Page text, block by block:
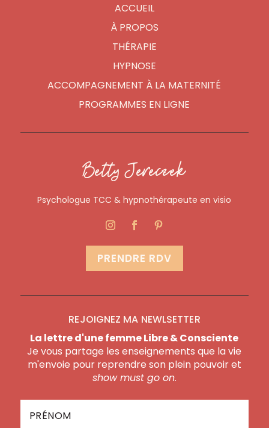
ACCUEIL
À PROPOS
THÉRAPIE
HYPNOSE
ACCOMPAGNEMENT À LA MATERNITÉ
PROGRAMMES EN LIGNE
Betty Jereczek
Psychologue TCC & hypnothérapeute en visio
PRENDRE RDV
REJOIGNEZ MA NEWLSETTER
La lettre d'une femme Libre & Consciente
Je vous partage les enseignements que la vie
m'envoie pour reprendre son plein pouvoir et
show must go on.